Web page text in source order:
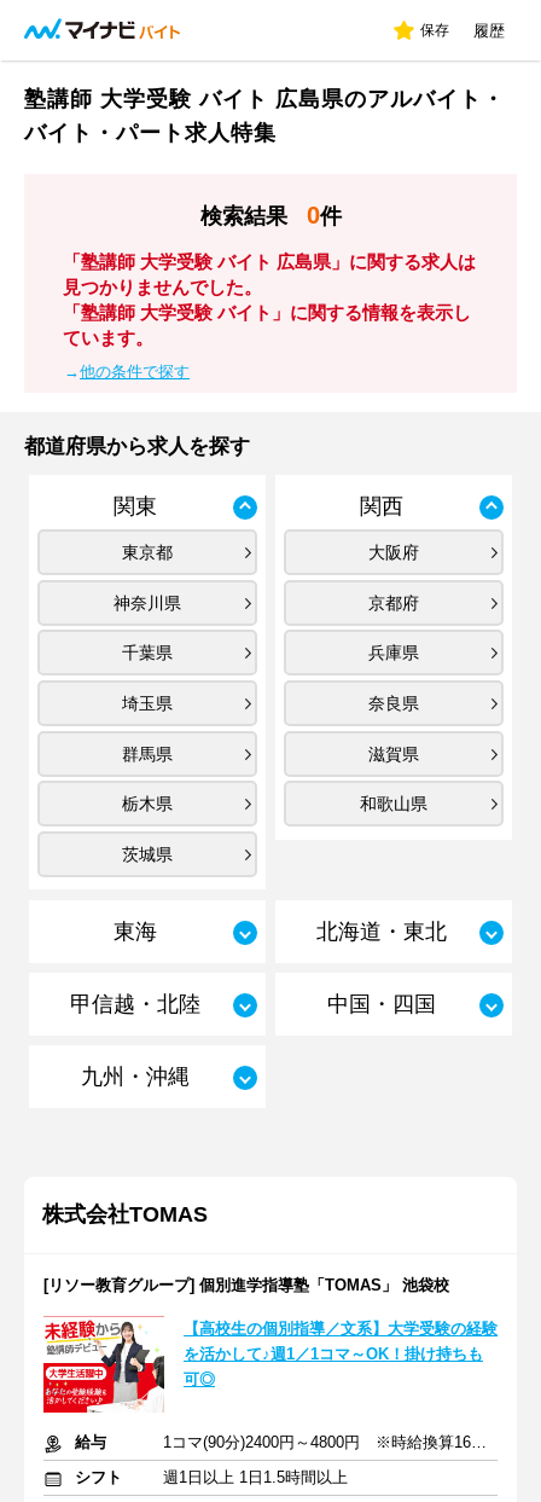
保存 履歴
塾講師 大学受験 バイト 広島県のアルバイト・
バイト・パート求人特集
検索結果 0件
「塾講師 大学受験 バイト 広島県」に関する求人は
見つかりませんでした。
「塾講師 大学受験 バイト」に関する情報を表示し
ています。
→他の条件で探す
都道府県から求人を探す
関東
東京都
神奈川県
千葉県
埼玉県
群馬県
栃木県
茨城県
関西
大阪府
京都府
兵庫県
奈良県
滋賀県
和歌山県
東海 北海道・東北
甲信越・北陸 中国・四国
九州・沖縄
株式会社TOMAS
[リソー教育グループ] 個別進学指導塾「TOMAS」 池袋校
【高校生の個別指導／文系】大学受験の経験
を活かして♪週1／1コマ～OK！掛け持ちも
可◎
給与
1コマ(90分)2400円～4800円 ※時給換算1600円～3200円
シフト
週1日以上 1日1.5時間以上